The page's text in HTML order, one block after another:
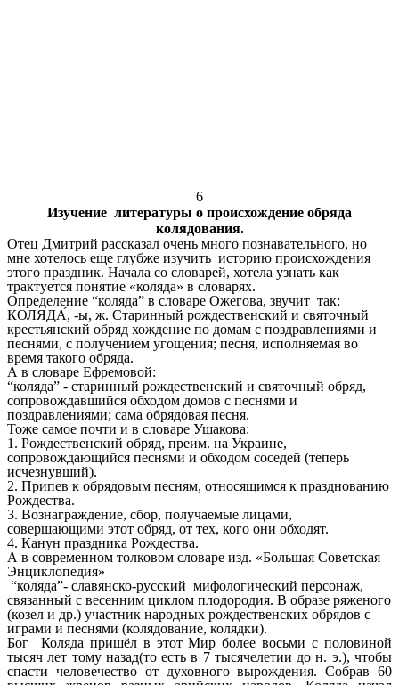
6
Изучение литературы о происхождение обряда
колядования.
Отец Дмитрий рассказал очень много познавательного, но
мне хотелось еще глубже изучить историю происхождения
этого праздник. Начала со словарей, хотела узнать как
трактуется понятие «коляда» в словарях.
Определение “коляда” в словаре Ожегова, звучит так:
КОЛЯДА́, -ы, ж. Старинный рождественский и святочный
крестьянский обряд хождение по домам с поздравлениями и
песнями, с получением угощения; песня, исполняемая во
время такого обряда.
А в словаре Ефремовой:
“коляда” - старинный рождественский и святочный обряд,
сопровождавшийся обходом домов с песнями и
поздравлениями; сама обрядовая песня.
Тоже самое почти и в словаре Ушакова:
1. Рождественский обряд, преим. на Украине,
сопровождающийся песнями и обходом соседей (теперь
исчезнувший).
2. Припев к обрядовым песням, относящимся к празднованию
Рождества.
3. Вознаграждение, сбор, получаемые лицами,
совершающими этот обряд, от тех, кого они обходят.
4. Канун праздника Рождества.
А в современном толковом словаре изд. «Большая Советская
Энциклопедия»
“коляда”- славянско-русский мифологический персонаж,
связанный с весенним циклом плодородия. В образе ряженого
(козел и др.) участник народных рождественских обрядов с
играми и песнями (колядование, колядки).
Бог Коляда пришёл в этот Мир более восьми с половиной
тысяч лет тому назад(то есть в 7 тысячелетии до н. э.), чтобы
спасти человечество от духовного вырождения. Собрав 60